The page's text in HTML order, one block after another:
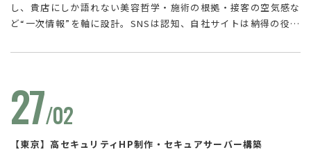
し、貴店にしか語れない美容哲学・施術の根拠・接客の空気感な
ど“一次情報”を軸に設計。SNSは認知、自社サイトは納得の役割
ます。スマホ最適化とAI検索（AEO）も見据えた運用型の提案で
27/02
【東京】高セキュリティHP制作・セキュアサーバー構築